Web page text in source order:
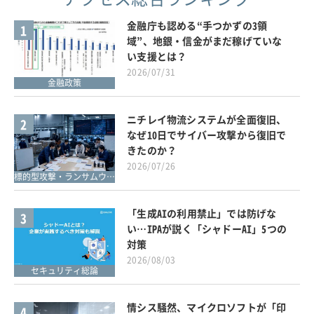
1
金融政策
金融庁も認める“手つかずの3領
域”、地銀・信金がまだ稼げていな
い支援とは？
2026/07/31
2
標的型攻撃・ランサムウェア対策
ニチレイ物流システムが全面復旧、
なぜ10日でサイバー攻撃から復旧で
きたのか？
2026/07/26
3
セキュリティ総論
「生成AIの利用禁止」では防げな
い…IPAが説く「シャドーAI」5つの
対策
2026/08/03
情シス騒然、マイクロソフトが「印